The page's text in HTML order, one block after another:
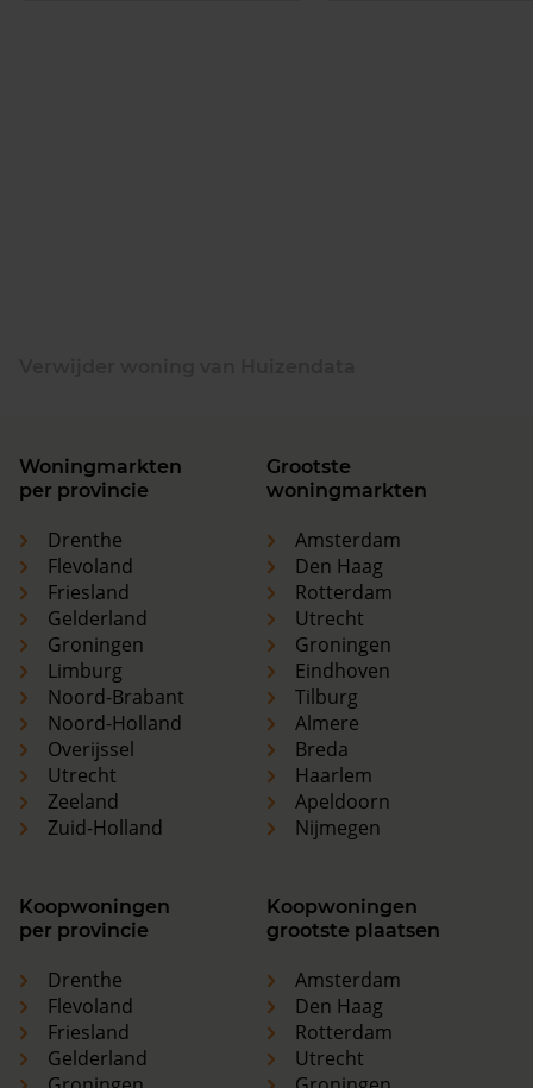
Woningmarkten
per provincie
Drenthe
Flevoland
Friesland
Gelderland
Groningen
Limburg
Noord-Brabant
Noord-Holland
Overijssel
Utrecht
Zeeland
Zuid-Holland
Grootste
woningmarkten
Amsterdam
Den Haag
Rotterdam
Utrecht
Groningen
Eindhoven
Tilburg
Almere
Breda
Haarlem
Apeldoorn
Nijmegen
Koopwoningen
per provincie
Drenthe
Flevoland
Friesland
Gelderland
Koopwoningen
grootste plaatsen
Amsterdam
Den Haag
Rotterdam
Utrecht